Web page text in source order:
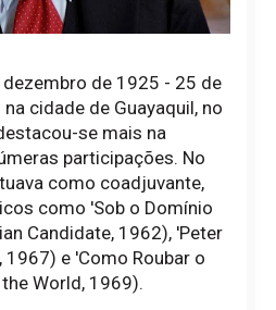
de 1925 - 25 de
cidade de Guayaquil, no
se mais na
participações. No
como coadjuvante,
como 'Sob o Domínio
Candidate, 1962), 'Peter
1967) e 'Como Roubar o
World, 1969).